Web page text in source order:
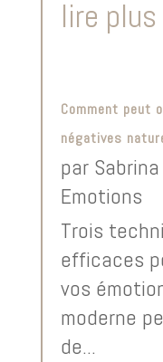
lire plus
Comment peut
négatives
par
Emotions
Trois
efficaces
vos
moderne
de...